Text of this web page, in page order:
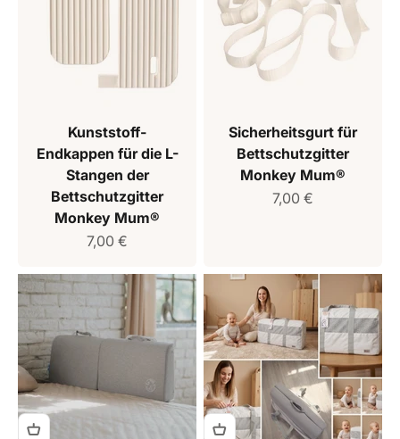
Kunststoff-
Endkappen für die L-
Stangen der
Bettschutzgitter
Monkey Mum®
Verkaufspreis
7,00 €
Sicherheitsgurt für
Bettschutzgitter
Monkey Mum®
Verkaufspreis
7,00 €